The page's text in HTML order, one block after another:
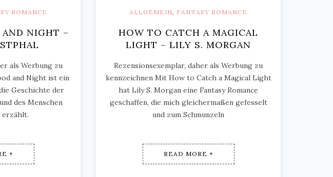
ROMANCE
NIGHT –
als Werbung zu
and Night ist ein
Geschichte der
des Menschen
erzählt.
+
ALLGEMEIN FANTASY ROMANCE
HOW TO CATCH A MAGICAL
LIGHT – LILY S. MORGAN
Rezensionsexemplar, daher als Werbung zu
kennzeichnen Mit How to Catch a Magical Light
hat Lily S. Morgan eine Fantasy Romance
geschaffen, die mich gleichermaßen gefesselt
und zum Schmunzeln
READ MORE +